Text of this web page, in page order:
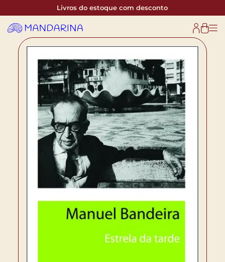
Livros do estoque com desconto